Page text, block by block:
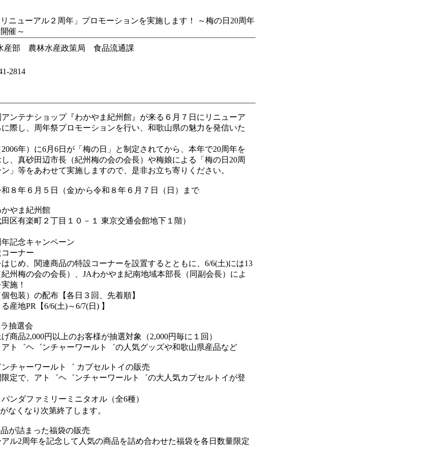
ニューアル２周年」プロモーションを実施します！ ～梅の日20周年
催～
産部 農林水産政策局 食品流通課
2814
ンテナショップ『わかやま紀州館』が来る６月７日にリニューア
際し、周年祭プロモーションを行い、和歌山県の魅力を発信いた
年）に6月6日が「梅の日」と制定されてから、本年で20周年を
、真砂田辺市長（紀州梅の会の会長）や梅娘による「梅の日20周
」等をあわせて実施しますので、是非お立ち寄りください。
和８年６月５日（金)から令和８年６月７日（日）まで
やま紀州館
有楽町２丁目１０－１ 東京交通会館地下１階）
念キャンペーン
ーナー
関連商品の特設コーナーを設置するとともに、6/6(土)には13
州梅の会の会長）、JAわかやま紀南地域本部長（同副会長）によ
施！
）の配布【各日３回、先着順】
PR【6/6(土)～6/7(日) 】
抽選会
2,000円以上のお客様が抽選対象（2,000円毎に１回）
ヘ゛ンチャーワールト゛の人気グッズや和歌山県産品など
ャーワールト゛ カプセルトイの販売
、アト゛ヘ゛ンチャーワールト゛の大人気カプセルトイが登
ファミリーミニタオル（全6種）
り次第終了します。
詰まった福袋の販売
周年を記念して人気の商品を詰め合わせた福袋を各日数量限定